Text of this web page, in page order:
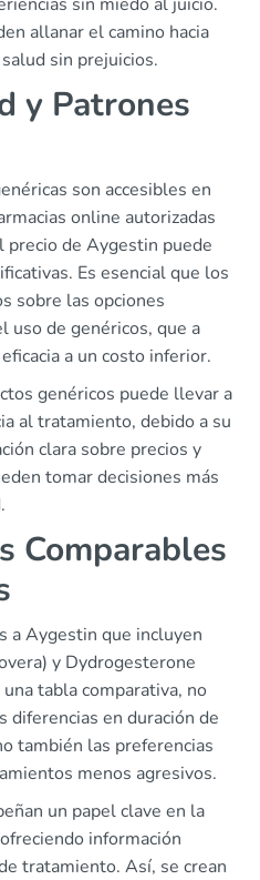
allanar el camino hacia
sin prejuicios.
y Patrones
son accesibles en
online autorizadas
precio de Aygestin puede
Es esencial que los
sobre las opciones
uso de genéricos, que a
a un costo inferior.
genéricos puede llevar a
al tratamiento, debido a su
clara sobre precios y
tomar decisiones más
Comparables
a Aygestin que incluyen
y Dydrogesterone
tabla comparativa, no
diferencias en duración de
también las preferencias
menos agresivos.
un papel clave en la
información
tratamiento. Así, se crean